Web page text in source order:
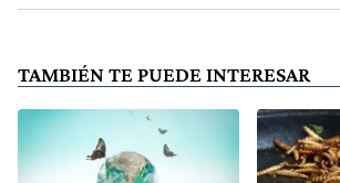
TAMBIÉN TE PUEDE INTERESAR